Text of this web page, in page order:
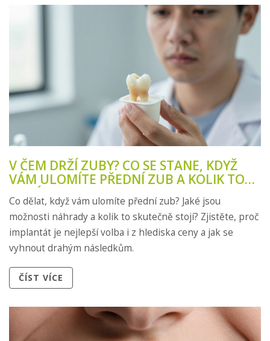
V ČEM DRŽÍ ZUBY? CO SE STANE, KDYŽ
VÁM ULOMÍTE PŘEDNÍ ZUB A KOLIK TO
STOJÍ
Co dělat, když vám ulomíte přední zub? Jaké jsou
možnosti náhrady a kolik to skutečně stojí? Zjistěte, proč
implantát je nejlepší volba i z hlediska ceny a jak se
vyhnout drahým následkům.
ČÍST VÍCE